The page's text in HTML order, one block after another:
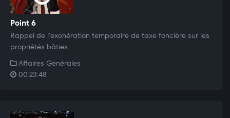
Point 6
Rappel de l'exonération temporaire de taxe foncière sur les
propriétés bâties.
Affaires Générales
00:23:48